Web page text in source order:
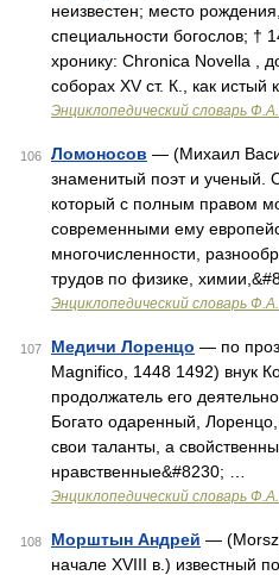
неизвестен; место
специальности богослов; †
хронику: Chronica Novella ,
соборах XV ст. К., как истый
Энциклопедический словарь
106 Ломоносов — (Михаил
знаменитый поэт и ученый.
который с полным правом
современными ему
многочисленности,
трудов по физике,
Энциклопедический словарь
107 Медичи Лоренцо — по
Magnifico, 1448 1492) внук
продолжатель его
Богато одаренный, Лоренцо,
свои таланты, а
нравственные&#8230; …
Энциклопедический словарь
108 Морштын Андрей —
начале XVIII в.) известный